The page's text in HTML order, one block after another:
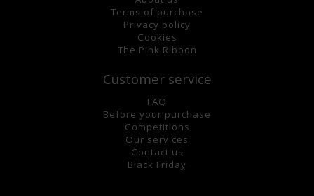
Terms of purchase
Privacy policy
Cookies
The Pink Ribbon
Customer service
FAQ
Before your purchase
Competitions
Our services
Contact us
Black Friday